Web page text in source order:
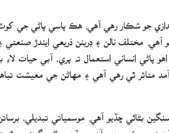
جو شڪار رهي آهي. هڪ پاسي پاڻي جي کوٽ
مختلف نالن ۽ ڊرينن ذريعي ايندڙ صنعتي ۽
پاڻي انساني استعمال ته پري، آبي حيات لاءِ به
متاثر ٿي رهي آهي ۽ مهاڻن جي معيشت تباهه
بڻائي ڇڏيو آهي. موسمياتي تبديلي، برساتن
تي سڪي رهي آهي. جڏهن پاڻي گهٽجي ٿو ته